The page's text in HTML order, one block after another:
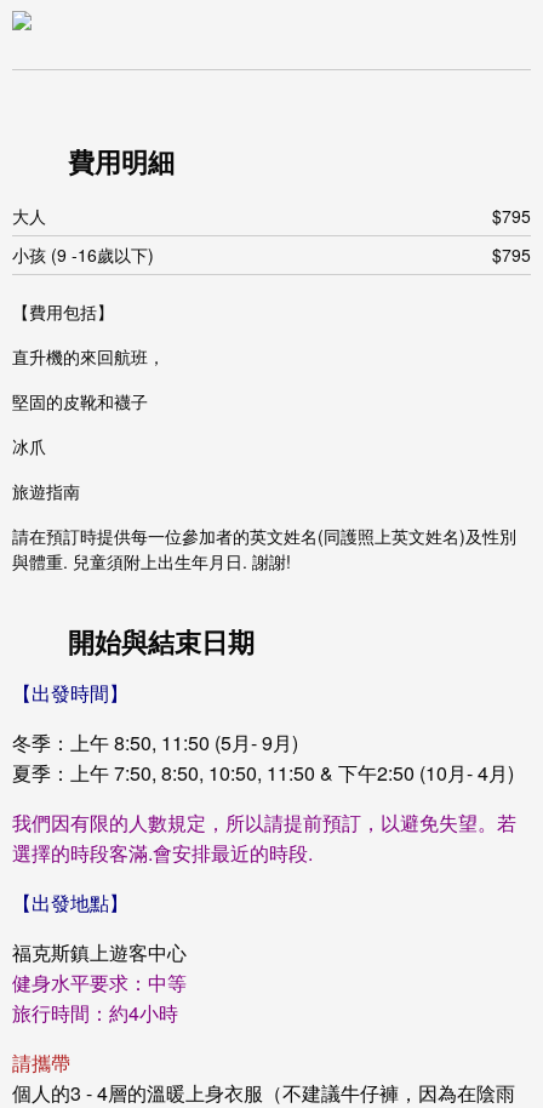
費用明細
大人
$795
小孩 (9 -16歲以下)
$795
【費用包括】
直升機的來回航班，
堅固的皮靴和襪子
冰爪
旅遊指南
請在預訂時提供每一位參加者的英文姓名(同護照上英文姓名)及性別
與體重. 兒童須附上出生年月日. 謝謝!
開始與結束日期
【出發時間】
冬季：上午 8:50, 11:50 (5月- 9月)
夏季：上午 7:50, 8:50, 10:50, 11:50 & 下午2:50 (10月- 4月)
我們因有限的人數規定，所以請提前預訂，以避免失望。若
選擇的時段客滿.會安排最近的時段.
【出發地點】
福克斯鎮上遊客中心
健身水平要求：中等
旅行時間：約4小時
請攜帶
個人的3 - 4層的溫暖上身衣服（不建議牛仔褲，因為在陰雨